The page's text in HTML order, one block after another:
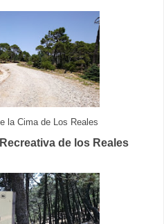
la Cima de Los Reales
de los Reales